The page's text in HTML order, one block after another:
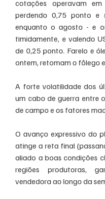
cotações operavam
perdendo 0,75 ponto e
enquanto o agosto - e
timidamente, e valendo
de 0,25 ponto. Farelo e
ontem, retomam o fôlego
A forte volatilidade dos
um cabo de guerra entre
de campo e os fatores
O avanço expressivo do
atinge a reta final
aliado a boas condições
regiões produtoras,
vendedora ao longo da